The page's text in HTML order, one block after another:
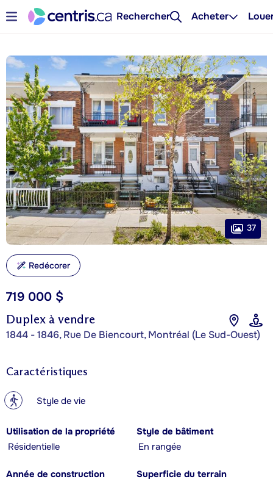
Rechercher Acheter
Duplex à vendre
1844 - 1846, Rue De Biencourt, Montréal (Le Sud-Ouest)
719 000 $
37
Redécorer
Caractéristiques
? Style de vie
Utilisation de la propriété
Résidentielle
Style de bâtiment
En rangée
Année de construction
Superficie du terrain